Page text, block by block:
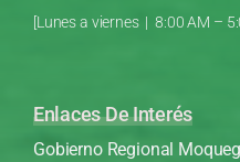
[Lunes a viernes | 8:00 AM –
Enlaces De Interés
Gobierno Regional